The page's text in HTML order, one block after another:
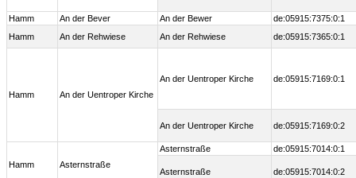
Hamm An der Bever An der Bewer
de:05915:7375:0:1
Hamm
An der Rehwiese An der Rehwiese de:05915:7365:0:1
Hamm An der Uentroper Kirche
An der Uentroper Kirche de:05915:7169:0:1
An der Uentroper Kirche de:05915:7169:0:2
Hamm Asternstraße
Asternstraße de:05915:7014:0:1
Asternstraße de:05915:7014:0:2